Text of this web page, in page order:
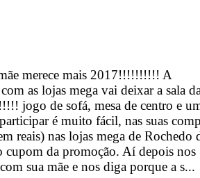
merece mais 2017!!!!!!!!!! A
as lojas mega vai deixar a sala
jogo de sofá, mesa de centro e
é muito fácil, nas suas
reais) nas lojas mega de Rochedo
cupom da promoção. Aí depois nos
sua mãe e nos diga porque a s...